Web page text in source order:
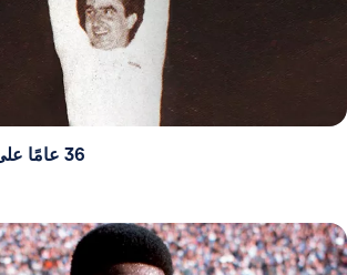
36 عامًا على رحيل ميغيل مونيوز